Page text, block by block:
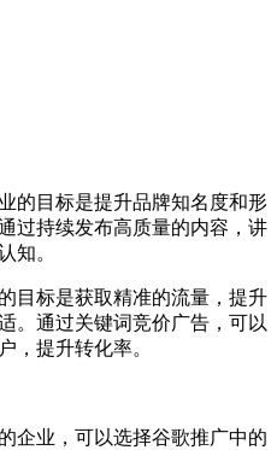
目标是提升品牌知名度和形
过持续发布高质量的内容，讲
知。
标是获取精准的流量，提升
。通过关键词竞价广告，可以
，提升转化率。
业，可以选择谷歌推广中的